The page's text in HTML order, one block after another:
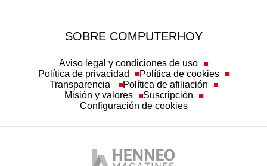
SOBRE COMPUTERHOY
Aviso legal y condiciones de uso
Política de privacidad
Política de cookies
Transparencia
Política de afiliación
Misión y valores
Suscripción
Configuración de cookies